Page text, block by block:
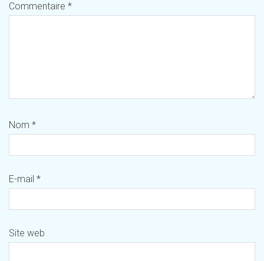
Commentaire *
Nom *
E-mail *
Site web